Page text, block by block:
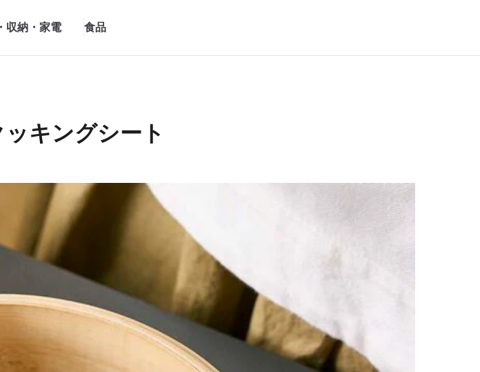
収納・家電 食品
キングシート